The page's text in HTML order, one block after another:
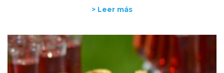
> Leer más